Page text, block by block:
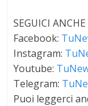
SEGUICI
Facebook:
Instagram:
Youtube:
Telegram:
Puoi leggerci